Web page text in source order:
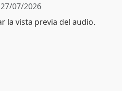
27/07/2026